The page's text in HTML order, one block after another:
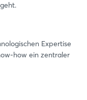
Expertise
how ein zentraler